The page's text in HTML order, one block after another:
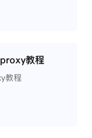
关联封号。
教程
教程